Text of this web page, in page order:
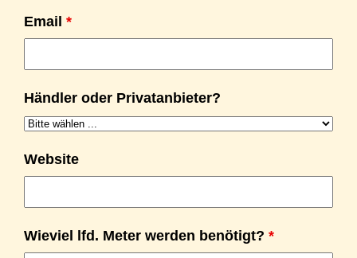
Email *
Händler oder Privatanbieter?
Website
Wieviel lfd. Meter werden benötigt? *